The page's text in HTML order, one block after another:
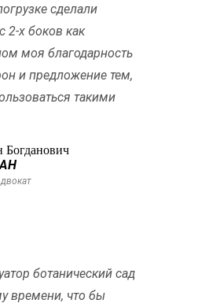
сделали
2-х боков как
моя благодарность
и предложение тем,
такими
ботанический сад
времени, что бы